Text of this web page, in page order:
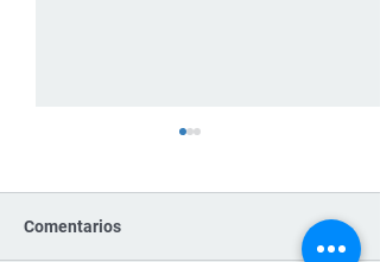
Comentarios